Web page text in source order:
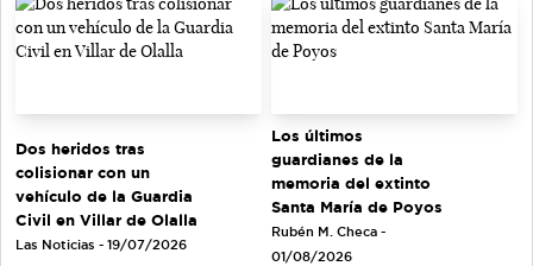
Dos heridos tras
colisionar con un
vehículo de la Guardia
Civil en Villar de Olalla
Las Noticias - 19/07/2026
Los últimos
guardianes de la
memoria del extinto
Santa María de Poyos
Rubén M. Checa -
01/08/2026